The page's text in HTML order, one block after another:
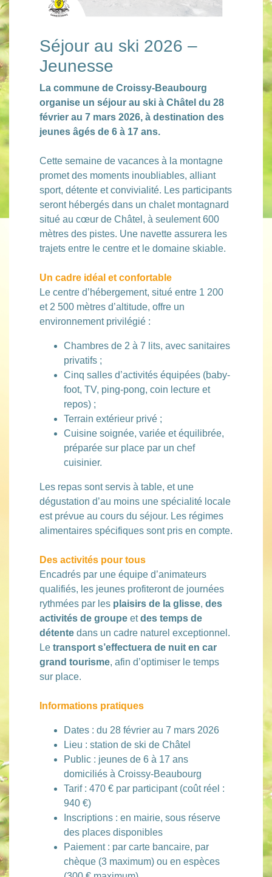
Séjour au ski 2026 –
Jeunesse
La commune de Croissy-Beaubourg
organise un séjour au ski à Châtel du 28
février au 7 mars 2026, à destination des
jeunes âgés de 6 à 17 ans.
Cette semaine de vacances à la montagne
promet des moments inoubliables, alliant
sport, détente et convivialité. Les participants
seront hébergés dans un chalet montagnard
situé au cœur de Châtel, à seulement 600
mètres des pistes. Une navette assurera les
trajets entre le centre et le domaine skiable.
Un cadre idéal et confortable
Le centre d’hébergement, situé entre 1 200
et 2 500 mètres d’altitude, offre un
environnement privilégié :
Chambres de 2 à 7 lits, avec sanitaires
privatifs ;
Cinq salles d’activités équipées (baby-
foot, TV, ping-pong, coin lecture et
repos) ;
Terrain extérieur privé ;
Cuisine soignée, variée et équilibrée,
préparée sur place par un chef
cuisinier.
Les repas sont servis à table, et une
dégustation d’au moins une spécialité locale
est prévue au cours du séjour. Les régimes
alimentaires spécifiques sont pris en compte.
Des activités pour tous
Encadrés par une équipe d’animateurs
qualifiés, les jeunes profiteront de journées
rythmées par les plaisirs de la glisse, des
activités de groupe etdes temps de
détente dans un cadre naturel exceptionnel.
Le transport s’effectuera de nuit en car
grand tourisme, afin d’optimiser le temps
sur place.
Informations pratiques
Dates : du 28 février au 7 mars 2026
Lieu : station de ski de Châtel
Public : jeunes de 6 à 17 ans
domiciliés à Croissy-Beaubourg
Tarif : 470 € par participant (coût réel :
940 €)
Inscriptions : en mairie, sous réserve
des places disponibles
Paiement : par carte bancaire, par
chèque (3 maximum) ou en espèces